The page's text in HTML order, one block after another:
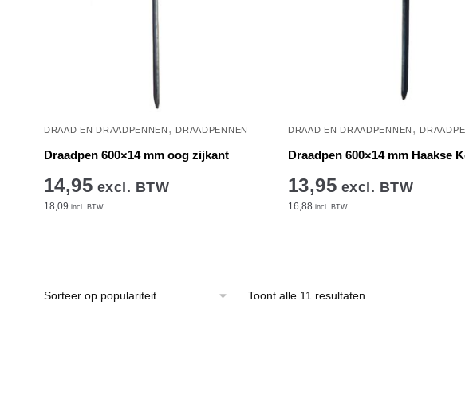
DRAAD EN DRAADPENNEN , DRAADPENNEN
Draadpen 600×14 mm oog zijkant
14,95 excl. BTW
18,09 incl. BTW
DRAAD EN DRAADPENNEN ,
Draadpen 600×14 mm Haakse
13,95 excl. BTW
16,88 incl. BTW
Toont alle 11 resultatenGesorteerd